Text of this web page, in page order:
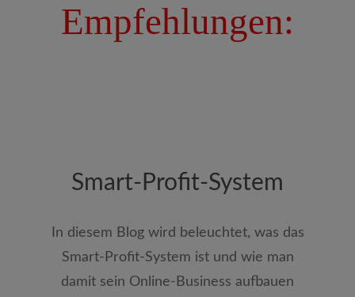
Empfehlungen:
Smart-Profit-System
In diesem Blog wird beleuchtet, was das
Smart-Profit-System ist und wie man
damit sein Online-Business aufbauen